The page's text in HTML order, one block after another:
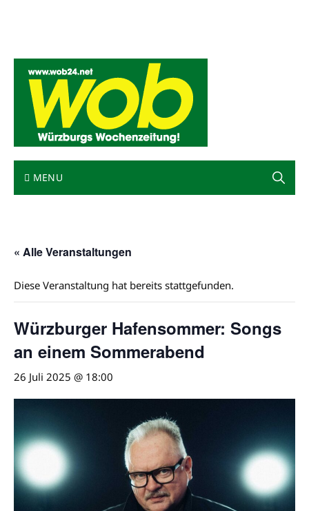
MENU
« Alle Veranstaltungen
Diese Veranstaltung hat bereits stattgefunden.
Würzburger Hafensommer: Songs
an einem Sommerabend
26 Juli 2025 @ 18:00